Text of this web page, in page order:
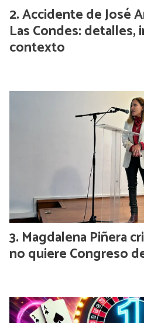
Accidente de José
Las Condes: detalles,
contexto
Magdalena Piñera
no quiere Congreso